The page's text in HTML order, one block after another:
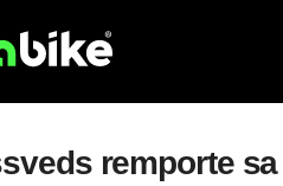
remporte